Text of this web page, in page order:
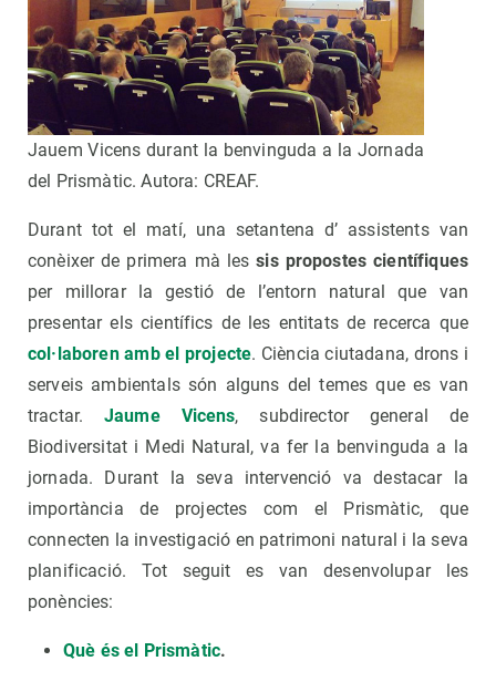
Jauem Vicens durant la benvinguda a la Jornada
del Prismàtic. Autora: CREAF.
Durant tot el matí, una setantena d’ assistents van
conèixer de primera mà lessis propostes científiques
per millorar la gestió de l’entorn natural que van
presentar els científics de les entitats de recerca que
col·laboren amb el projecte. Ciència ciutadana, drons i
serveis ambientals són alguns del temes que es van
tractar. Jaume Vicens, subdirector general de
Biodiversitat i Medi Natural, va fer la benvinguda a la
jornada. Durant la seva intervenció va destacar la
importància de projectes com el Prismàtic, que
connecten la investigació en patrimoni natural i la seva
planificació. Tot seguit es van desenvolupar les
ponències:
Què és el Prismàtic.